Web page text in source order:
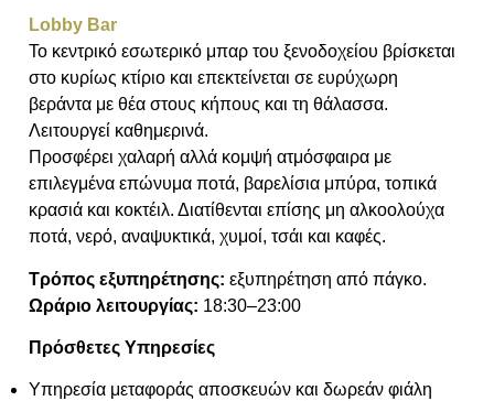
Lobby Bar
Το κεντρικό εσωτερικό μπαρ του ξενοδοχείου βρίσκεται
στο κυρίως κτίριο και επεκτείνεται σε ευρύχωρη
βεράντα με θέα στους κήπους και τη θάλασσα.
Λειτουργεί καθημερινά.
Προσφέρει χαλαρή αλλά κομψή ατμόσφαιρα με
επιλεγμένα επώνυμα ποτά, βαρελίσια μπύρα, τοπικά
κρασιά και κοκτέιλ. Διατίθενται επίσης μη αλκοολούχα
ποτά, νερό, αναψυκτικά, χυμοί, τσάι και καφές.
Τρόπος εξυπηρέτησης: εξυπηρέτηση από πάγκο.
Ωράριο λειτουργίας: 18:30–23:00
Πρόσθετες Υπηρεσίες
Υπηρεσία μεταφοράς αποσκευών και δωρεάν φιάλη